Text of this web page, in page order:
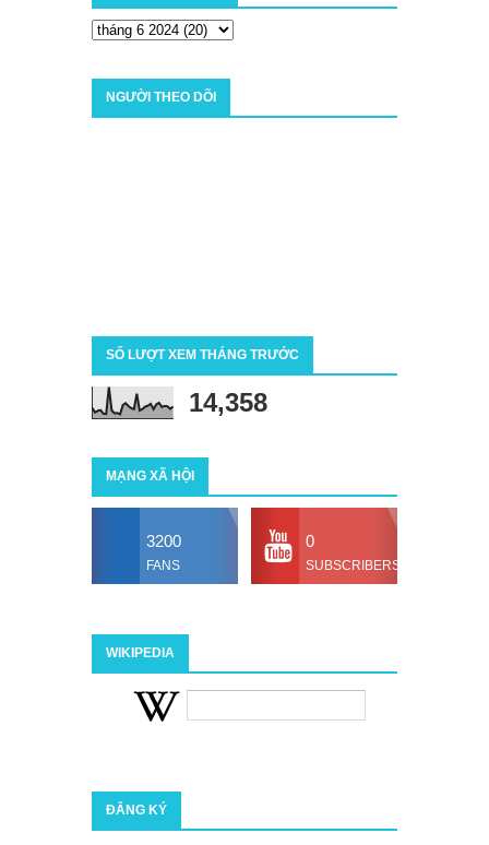
NGƯỜI THEO DÕI
SỐ LƯỢT XEM THÁNG TRƯỚC
14,358
MẠNG XÃ HỘI
3200
FANS
0
SUBSCRIBERS
WIKIPEDIA
ĐĂNG KÝ